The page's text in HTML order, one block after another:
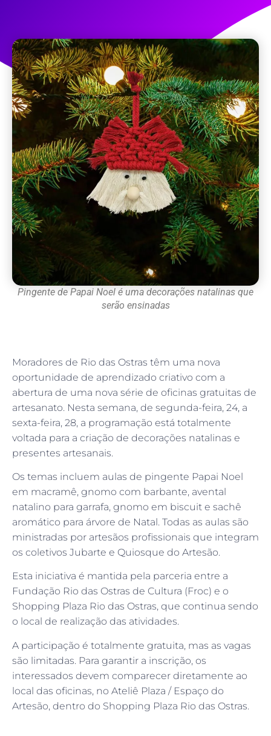
Pingente de Papai Noel é uma decorações natalinas que
serão ensinadas
Moradores de Rio das Ostras têm uma nova
oportunidade de aprendizado criativo com a
abertura de uma nova série de oficinas gratuitas de
artesanato. Nesta semana, de segunda-feira, 24, a
sexta-feira, 28, a programação está totalmente
voltada para a criação de decorações natalinas e
presentes artesanais.
Os temas incluem aulas de pingente Papai Noel
em macramê, gnomo com barbante, avental
natalino para garrafa, gnomo em biscuit e sachê
aromático para árvore de Natal. Todas as aulas são
ministradas por artesãos profissionais que integram
os coletivos Jubarte e Quiosque do Artesão.
Esta iniciativa é mantida pela parceria entre a
Fundação Rio das Ostras de Cultura (Froc) e o
Shopping Plaza Rio das Ostras, que continua sendo
o local de realização das atividades.
A participação é totalmente gratuita, mas as vagas
são limitadas. Para garantir a inscrição, os
interessados devem comparecer diretamente ao
local das oficinas, no Ateliê Plaza / Espaço do
Artesão, dentro do Shopping Plaza Rio das Ostras.